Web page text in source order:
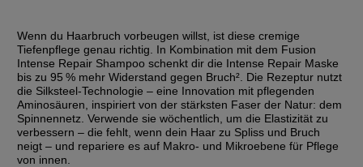
Wenn du Haarbruch vorbeugen willst, ist diese cremige
Tiefenpflege genau richtig. In Kombination mit dem Fusion
Intense Repair Shampoo schenkt dir die Intense Repair Maske
bis zu 95 % mehr Widerstand gegen Bruch². Die Rezeptur nutzt
die Silksteel‑Technologie – eine Innovation mit pflegenden
Aminosäuren, inspiriert von der stärksten Faser der Natur: dem
Spinnennetz. Verwende sie wöchentlich, um die Elastizität zu
verbessern – die fehlt, wenn dein Haar zu Spliss und Bruch
neigt – und repariere es auf Makro‑ und Mikroebene für Pflege
von innen.